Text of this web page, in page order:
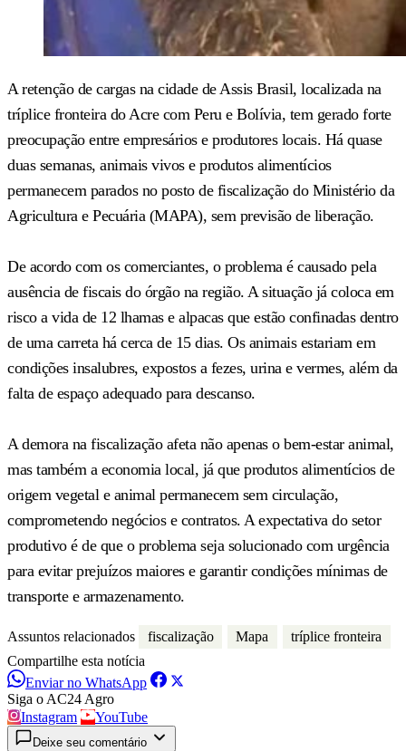
A retenção de cargas na cidade de Assis Brasil, localizada na
tríplice fronteira do Acre com Peru e Bolívia, tem gerado forte
preocupação entre empresários e produtores locais. Há quase
duas semanas, animais vivos e produtos alimentícios
permanecem parados no posto de fiscalização do Ministério da
Agricultura e Pecuária (MAPA), sem previsão de liberação.
De acordo com os comerciantes, o problema é causado pela
ausência de fiscais do órgão na região. A situação já coloca em
risco a vida de 12 lhamas e alpacas que estão confinadas dentro
de uma carreta há cerca de 15 dias. Os animais estariam em
condições insalubres, expostos a fezes, urina e vermes, além da
falta de espaço adequado para descanso.
A demora na fiscalização afeta não apenas o bem-estar animal,
mas também a economia local, já que produtos alimentícios de
origem vegetal e animal permanecem sem circulação,
comprometendo negócios e contratos. A expectativa do setor
produtivo é de que o problema seja solucionado com urgência
para evitar prejuízos maiores e garantir condições mínimas de
transporte e armazenamento.
Assuntos relacionados fiscalização Mapa
tríplice fronteira
Compartilhe esta notícia
Enviar no WhatsApp
Siga o AC24 Agro
Instagram
YouTube
Deixe seu comentário